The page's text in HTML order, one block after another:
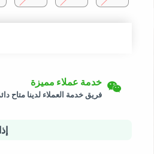
التسوق الأمن
خيارات الدفع الآمنة - تأمين